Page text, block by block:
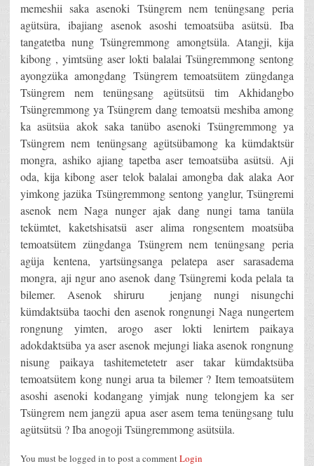
memeshii saka asenoki Tsüngrem nem tenüngsang peria
agütsüra, ibajiang asenok asoshi temoatsüba asütsü. Iba
tangatetba nung Tsüngremmong amongtsüla. Atangji, kija
kibong , yimtsüng aser lokti balalai Tsüngremmong sentong
ayongzüka amongdang Tsüngrem temoatsütem züngdanga
Tsüngrem nem tenüngsang agütsütsü tim Akhidangbo
Tsüngremmong ya Tsüngrem dang temoatsü meshiba among
ka asütsüa akok saka tanübo asenoki Tsüngremmong ya
Tsüngrem nem tenüngsang agütsübamong ka kümdaktsür
mongra, ashiko ajiang tapetba aser temoatsüba asütsü. Aji
oda, kija kibong aser telok balalai amongba dak alaka Aor
yimkong jazüka Tsüngremmong sentong yanglur, Tsüngremi
asenok nem Naga nunger ajak dang nungi tama tanüla
tekümtet, kaketshisatsü aser alima rongsentem moatsüba
temoatsütem züngdanga Tsüngrem nem tenüngsang peria
agüja kentena, yartsüngsanga pelatepa aser sarasadema
mongra, aji ngur ano asenok dang Tsüngremi koda pelala ta
bilemer. Asenok shiruru jenjang nungi nisungchi
kümdaktsüba taochi den asenok rongnungi Naga nungertem
rongnung yimten, arogo aser lokti lenirtem paikaya
adokdaktsüba ya aser asenok mejungi liaka asenok rongnung
nisung paikaya tashitemetetetr aser takar kümdaktsüba
temoatsütem kong nungi arua ta bilemer ? Item temoatsütem
asoshi asenoki kodangang yimjak nung telongjem ka ser
Tsüngrem nem jangzü apua aser asem tema tenüngsang tulu
agütsütsü ? Iba anogoji Tsüngremmong asütsüla.
You must be logged in to post a commentLogin